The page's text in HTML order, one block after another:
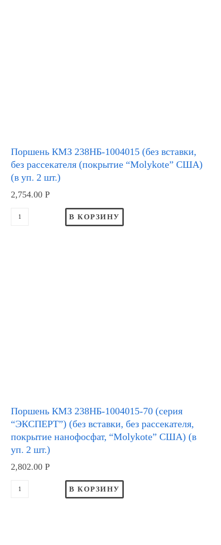
Поршень КМЗ 238НБ-1004015 (без вставки,
без рассекателя (покрытие “Molykote” США)
(в уп. 2 шт.)
2,754.00Р
В КОРЗИНУ
Поршень КМЗ 238НБ-1004015-70 (серия
“ЭКСПЕРТ”) (без вставки, без рассекателя,
покрытие нанофосфат, “Molykote” США) (в
уп. 2 шт.)
2,802.00Р
В КОРЗИНУ